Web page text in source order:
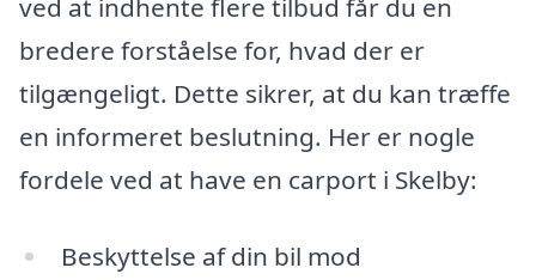
ved at indhente flere tilbud får du en
bredere forståelse for, hvad der er
tilgængeligt. Dette sikrer, at du kan træffe
en informeret beslutning. Her er nogle
fordele ved at have en carport i Skelby:
Beskyttelse af din bil mod